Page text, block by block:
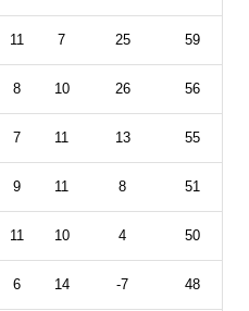
11 7 25 59
8 10 26 56
7 11 13 55
9 11 8 51
11 10 4 50
6 14 -7 48